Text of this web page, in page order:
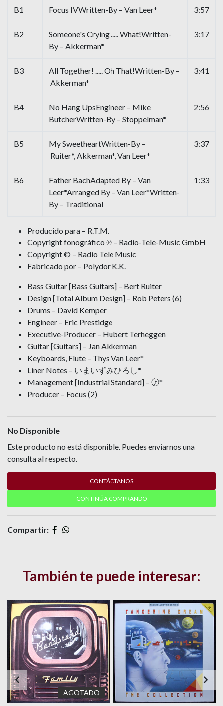
B1 Focus IVWritten-By – Van Leer* 3:57
B2
Someone's Crying ..... What!Written-
By – Akkerman*
3:17
B3
All Together! ..... Oh That!Written-By –
Akkerman*
3:41
B4
No Hang UpsEngineer – Mike
ButcherWritten-By – Stoppelman*
2:56
B5
My SweetheartWritten-By –
Ruiter*, Akkerman*, Van Leer*
3:37
B6
Father BachAdapted By – Van
Leer*Arranged By – Van Leer*Written-
By – Traditional
1:33
Producido para – R.T.M.
Copyright fonográfico ℗ – Radio-Tele-Music GmbH
Copyright © – Radio Tele Music
Fabricado por – Polydor K.K.
Bass Guitar [Bass Guitars] – Bert Ruiter
Design [Total Album Design] – Rob Peters (6)
Drums – David Kemper
Engineer – Eric Prestidge
Executive-Producer – Hubert Terheggen
Guitar [Guitars] – Jan Akkerman
Keyboards, Flute – Thys Van Leer*
Liner Notes – いまいずみひろし*
Management [Industrial Standard] – 〄*
Producer – Focus (2)
No Disponible
Este producto no está disponible. Puedes enviarnos una
consulta al respecto.
CONTÁCTANOS
CONTINÚA COMPRANDO
Compartir:
También te puede interesar:
AGOTADO